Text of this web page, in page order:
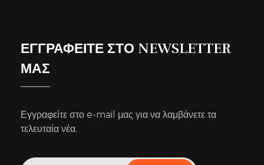
ΕΓΓΡΑΦΕΙΤΕ ΣΤΟ NEWSLETTER
ΜΑΣ
Εγγραφείτε στο e-mail μας για να λαμβάνετε τα
τελευταία νέα.